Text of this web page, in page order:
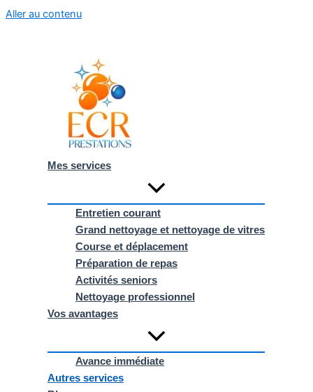
Aller au contenu
Mes services
Entretien courant
Grand nettoyage et nettoyage de vitres
Course et déplacement
Préparation de repas
Activités seniors
Nettoyage professionnel
Vos avantages
Avance immédiate
Autres services